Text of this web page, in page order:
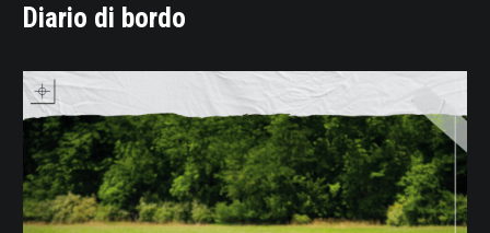
Diario di bordo